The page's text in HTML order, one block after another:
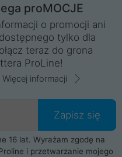
proMOCJE
o promocji ani
tylko dla
teraz do grona
ProLine!
Więcej informacji
Zapisz się
16 lat. Wyrażam zgodę na
i przetwarzanie mojego